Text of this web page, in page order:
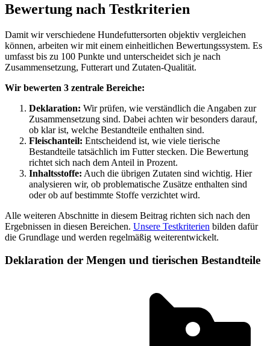
Bewertung nach Testkriterien
Damit wir verschiedene Hundefuttersorten objektiv vergleichen
können, arbeiten wir mit einem einheitlichen Bewertungssystem. Es
umfasst bis zu 100 Punkte und unterscheidet sich je nach
Zusammensetzung, Futterart und Zutaten-Qualität.
Wir bewerten 3 zentrale Bereiche:
Deklaration: Wir prüfen, wie verständlich die Angaben zur
Zusammensetzung sind. Dabei achten wir besonders darauf,
ob klar ist, welche Bestandteile enthalten sind.
Fleischanteil: Entscheidend ist, wie viele tierische
Bestandteile tatsächlich im Futter stecken. Die Bewertung
richtet sich nach dem Anteil in Prozent.
Inhaltsstoffe: Auch die übrigen Zutaten sind wichtig. Hier
analysieren wir, ob problematische Zusätze enthalten sind
oder ob auf bestimmte Stoffe verzichtet wird.
Alle weiteren Abschnitte in diesem Beitrag richten sich nach den
Ergebnissen in diesen Bereichen. Unsere Testkriterien bilden dafür
die Grundlage und werden regelmäßig weiterentwickelt.
Deklaration der Mengen und tierischen Bestandteile